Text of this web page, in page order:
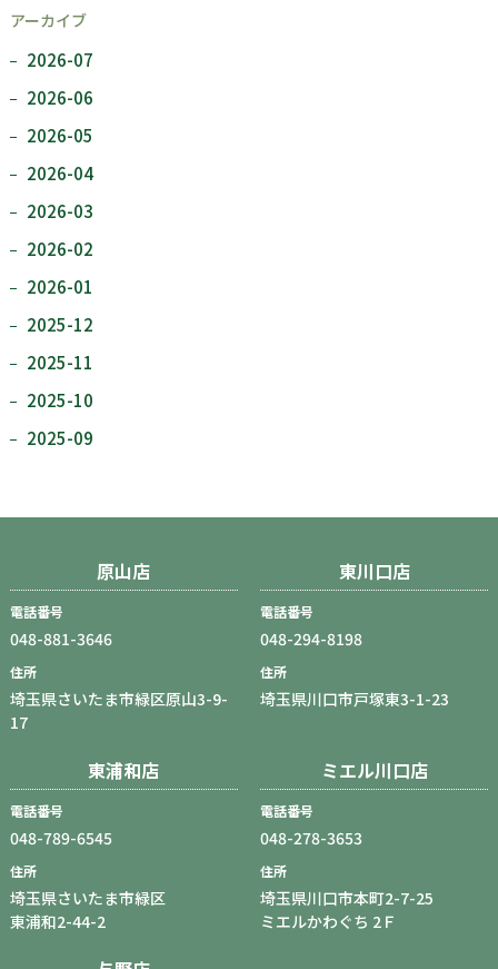
アーカイブ
2026-07
2026-06
2026-05
2026-04
2026-03
2026-02
2026-01
2025-12
2025-11
2025-10
2025-09
原山店
電話番号
048-881-3646
住所
埼玉県さいたま市緑区原山3-9-
17
東川口店
電話番号
048-294-8198
住所
埼玉県川口市戸塚東3-1-23
東浦和店
電話番号
048-789-6545
住所
埼玉県さいたま市緑区
東浦和2-44-2
ミエル川口店
電話番号
048-278-3653
住所
埼玉県川口市本町2-7-25
ミエルかわぐち 2Ｆ